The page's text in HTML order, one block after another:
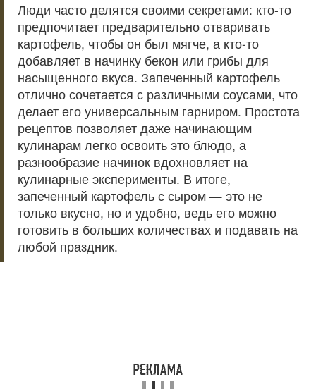
Люди часто делятся своими секретами: кто-то
предпочитает предварительно отваривать
картофель, чтобы он был мягче, а кто-то
добавляет в начинку бекон или грибы для
насыщенного вкуса. Запеченный картофель
отлично сочетается с различными соусами, что
делает его универсальным гарниром. Простота
рецептов позволяет даже начинающим
кулинарам легко освоить это блюдо, а
разнообразие начинок вдохновляет на
кулинарные эксперименты. В итоге,
запеченный картофель с сыром — это не
только вкусно, но и удобно, ведь его можно
готовить в больших количествах и подавать на
любой праздник.